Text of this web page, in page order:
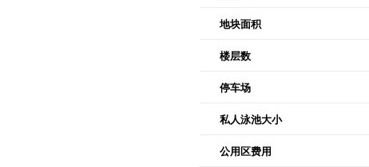
地块面积
楼层数
停车场
私人泳池大小
公用区费用